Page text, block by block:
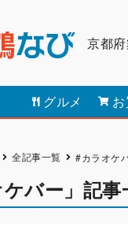
京都
グルメ
全記事一覧 #カラオケ
ケバー」記事